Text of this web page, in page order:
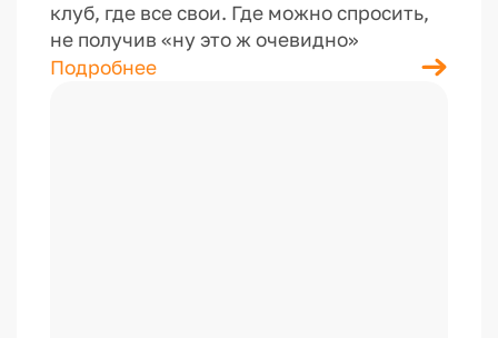
клуб, где все свои. Где можно спросить,
не получив «ну это ж очевидно»
Подробнее